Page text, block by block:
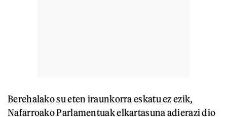
Berehalako su eten iraunkorra eskatu ez ezik,
Nafarroako Parlamentuak elkartasuna adierazi dio